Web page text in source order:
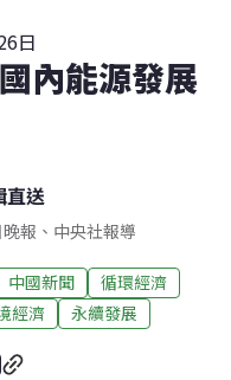
日
內能源發展
直送
報、中央社報導
中國新聞
循環經濟
經濟 永續發展